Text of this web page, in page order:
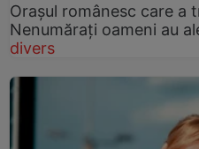
Orașul românesc care a
Nenumărați oameni au
divers